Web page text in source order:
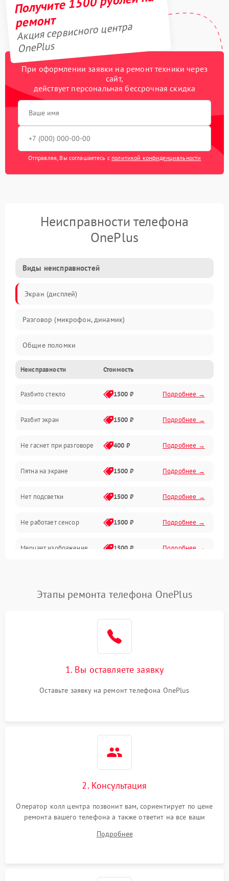
ремонт
Акция сервисного центра
OnePlus
При оформлении заявки на ремонт техники через
сайт,
действует персональная бессрочная скидка
Отправляя, Вы соглашаетесь с политикой конфиденциальности
Неисправности телефона
OnePlus
Виды неисправностей
Экран (дисплей)
Разговор (микрофон, динамик)
Общие поломки
Проблемы связи
Камеры
Проблемы с дисплеем и сенсором
Зарядка
Проблемы с питанием, зарядкой и аккумулятором
Проблемы с работой системы, корпусом и другие
Неисправности Стоимость
Разбито стекло 1500 ₽ Подробнее →
Разбит экран 1500 ₽ Подробнее →
Не гаснет при разговоре 400 ₽ Подробнее →
Пятна на экране 1500 ₽ Подробнее →
Нет подсветки 1500 ₽ Подробнее →
Не работает сенсор 1500 ₽ Подробнее →
Мерцает изображение 1500 ₽ Подробнее →
Не работает Face ID 4000 ₽ Подробнее →
Этапы ремонта телефона OnePlus
1. Вы оставляете заявку
Оставьте заявку на ремонт телефона OnePlus
2. Консультация
Оператор колл центра позвонит вам, сориентирует по цене
ремонта вашего телефона а также ответит на все ваши
Подробнее